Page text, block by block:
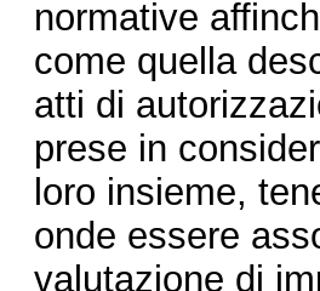
normative
come quella
atti di
prese in
loro insieme,
onde essere
valutazione di